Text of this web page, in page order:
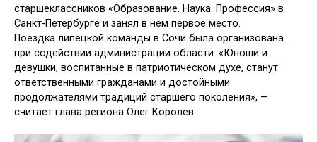
старшеклассников «Образование. Наука. Профессия» в
Санкт-Петербурге и занял в нем первое место.
Поездка липецкой команды в Сочи была организована
при содействии администрации области. «Юноши и
девушки, воспитанные в патриотическом духе, станут
ответственными гражданами и достойными
продолжателями традиций старшего поколения», —
считает глава региона Олег Королев.